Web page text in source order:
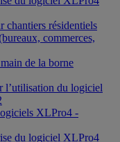
chantiers résidentiels
commerces,
de la borne
l’utilisation du logiciel
XLPro4 -
du logiciel XLPro4